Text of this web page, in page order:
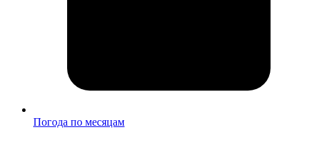
Погода по месяцам